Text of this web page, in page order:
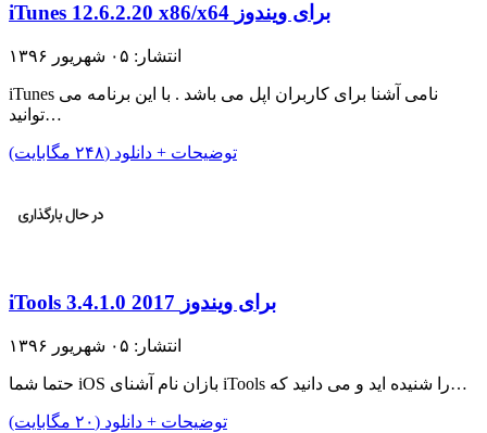
iTunes 12.6.2.20 x86/x64 برای ویندوز
انتشار: ۰۵ شهریور ۱۳۹۶
iTunes نامی آشنا برای کاربران اپل می باشد . با این برنامه می
توانید…
توضیحات + دانلود (۲۴۸ مگابایت)
iTools 3.4.1.0 2017 برای ویندوز
انتشار: ۰۵ شهریور ۱۳۹۶
حتما شما iOS بازان نام آشنای iTools را شنیده اید و می دانید که…
توضیحات + دانلود (۲۰ مگابایت)